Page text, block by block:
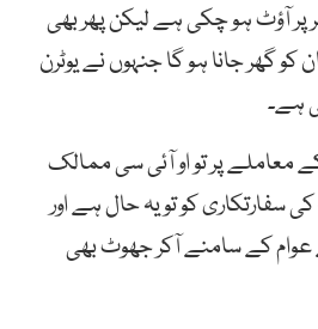
آؤٹ ہو چکی ہے لیکن پھر بھی
کو گھر جانا ہو گا جنہوں نے یوٹرن
ہے۔
معاملے پر تو او آئی سی ممالک
سفارتکاری کو تو یہ حال ہے اور
عوام کے سامنے آکر جھوٹ بھی